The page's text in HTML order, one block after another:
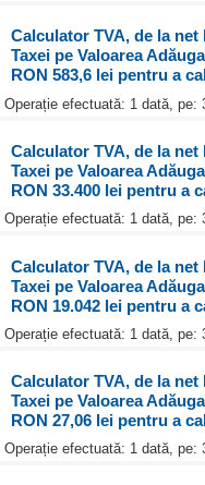
Calculator TVA, de la net
Taxei pe Valoarea
RON 583,6 lei pentru a
Operație efectuată: 1 dată, pe:
Calculator TVA, de la net
Taxei pe Valoarea
RON 33.400 lei pentru a
Operație efectuată: 1 dată, pe:
Calculator TVA, de la net
Taxei pe Valoarea
RON 19.042 lei pentru a
Operație efectuată: 1 dată, pe:
Calculator TVA, de la net
Taxei pe Valoarea
RON 27,06 lei pentru a
Operație efectuată: 1 dată, pe: